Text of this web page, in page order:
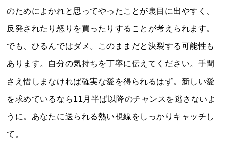
のためによかれと思ってやったことが裏目に出やすく、
反発されたり怒りを買ったりすることが考えられます。
でも、ひるんではダメ。このままだと決裂する可能性も
あります。自分の気持ちを丁寧に伝えてください。手間
さえ惜しまなければ確実な愛を得られるはず。新しい愛
を求めているなら11月半ば以降のチャンスを逃さないよ
うに。あなたに送られる熱い視線をしっかりキャッチし
て。